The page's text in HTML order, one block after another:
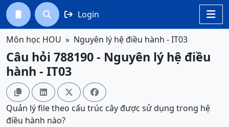

  Login
Môn học HOU Nguyên lý hệ điều hành - IT03
Câu hỏi 788190 - Nguyên lý hệ điều
hành - IT03
   
Quản lý file theo cấu trúc cây được sử dụng trong hệ
điều hành nào?